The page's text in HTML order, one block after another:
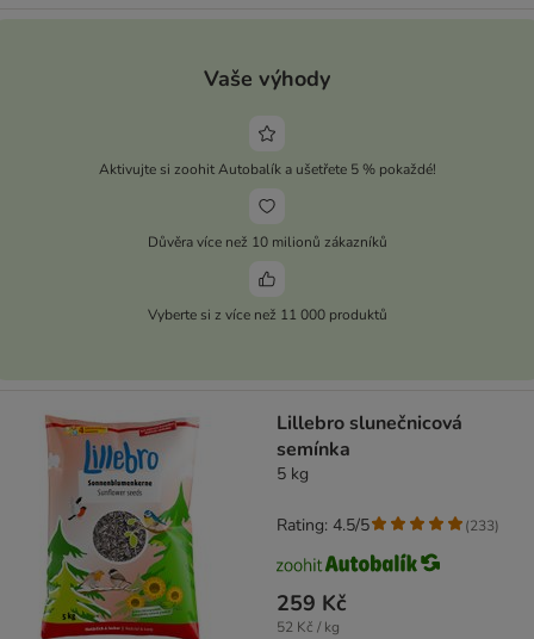
Vaše výhody
Aktivujte si zoohit Autobalík a ušetřete 5 % pokaždé!
Důvěra více než 10 milionů zákazníků
Vyberte si z více než 11 000 produktů
Lillebro slunečnicová
semínka
5 kg
259 Kč
52 Kč / kg
Rating: 4.5/5 (233)